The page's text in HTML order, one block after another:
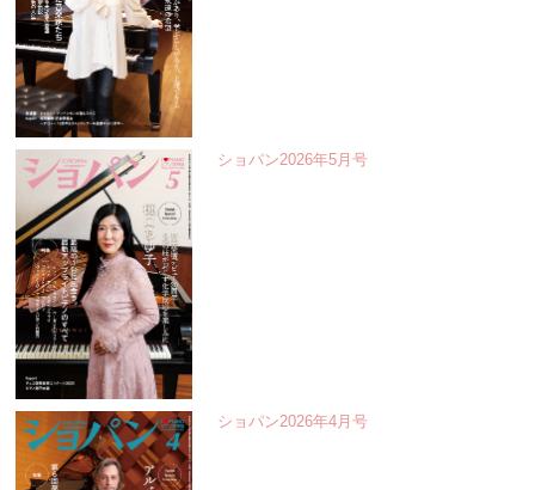
ショパン2026年5月号
ショパン2026年4月号